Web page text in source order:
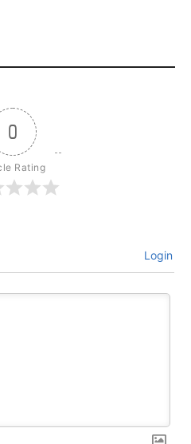
0
Rating
Login